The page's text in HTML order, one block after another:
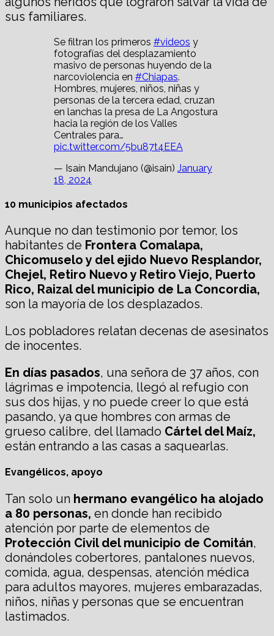
sus familiares.
Se filtran los primeros #videos y
fotografías del desplazamiento
masivo de personas huyendo de la
narcoviolencia en #Chiapas.
Hombres, mujeres, niños, niñas y
personas de la tercera edad, cruzan
en lanchas la presa de La Angostura
hacia la región de los Valles
Centrales para…
pic.twitter.com/5bu87t4EEA
— Isaín Mandujano (@isain) January
18, 2024
10 municipios afectados
Aunque no dan testimonio por temor, los
habitantes de Frontera Comalapa,
Chicomuselo y del ejido Nuevo Resplandor,
Chejel, Retiro Nuevo y Retiro Viejo, Puerto
Rico, Raizal del municipio de La Concordia,
son la mayoría de los desplazados.
Los pobladores relatan decenas de asesinatos
de inocentes.
En días pasados, una señora de 37 años, con
lágrimas e impotencia, llegó al refugio con
sus dos hijas, y no puede creer lo que está
pasando, ya que hombres con armas de
grueso calibre, del llamado Cártel del Maíz,
están entrando a las casas a saquearlas.
Evangélicos, apoyo
Tan solo un hermano evangélico ha alojado
a 80 personas, en donde han recibido
atención por parte de elementos de
Protección Civil del municipio de Comitán,
donándoles cobertores, pantalones nuevos,
comida, agua, despensas, atención médica
para adultos mayores, mujeres embarazadas,
niños, niñas y personas que se encuentran
lastimados.